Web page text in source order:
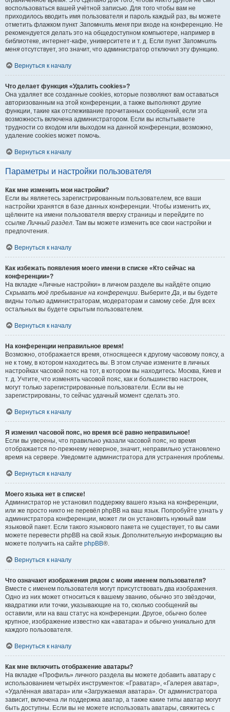
воспользоваться вашей учётной записью. Для того чтобы вам не
приходилось вводить имя пользователя и пароль каждый раз, вы можете
отметить флажком пункт Запомнить меня при входе на конференцию. Не
рекомендуется делать это на общедоступном компьютере, например в
библиотеке, интернет-кафе, университете и т. д. Если пункт Запомнить
меня отсутствует, это значит, что администратор отключил эту функцию.
Вернуться к началу
Что делает функция «Удалить cookies»?
Она удаляет все созданные cookies, которые позволяют вам оставаться
авторизованным на этой конференции, а также выполняют другие
функции, такие как отслеживание прочитанных сообщений, если эта
возможность включена администратором. Если вы испытываете
трудности со входом или выходом на данной конференции, возможно,
удаление cookies может помочь.
Вернуться к началу
Параметры и настройки пользователя
Как мне изменить мои настройки?
Если вы являетесь зарегистрированным пользователем, все ваши
настройки хранятся в базе данных конференции. Чтобы изменить их,
щёлкните на имени пользователя вверху страницы и перейдите по
ссылкеЛичный раздел. Там вы можете изменить все свои настройки и
предпочтения.
Вернуться к началу
Как избежать появления моего имени в списке «Кто сейчас на
конференции»?
На вкладке «Личные настройки» в личном разделе вы найдёте опцию
Скрывать моё пребывание на конференции. ВыберитеДа, и вы будете
видны только администраторам, модераторам и самому себе. Для всех
остальных вы будете скрытым пользователем.
Вернуться к началу
На конференции неправильное время!
Возможно, отображается время, относящееся к другому часовому поясу, а
не к тому, в котором находитесь вы. В этом случае измените в личных
настройках часовой пояс на тот, в котором вы находитесь: Москва, Киев и
т. д. Учтите, что изменять часовой пояс, как и большинство настроек,
могут только зарегистрированные пользователи. Если вы не
зарегистрированы, то сейчас удачный момент сделать это.
Вернуться к началу
Я изменил часовой пояс, но время всё равно неправильное!
Если вы уверены, что правильно указали часовой пояс, но время
отображается по-прежнему неверное, значит, неправильно установлено
время на сервере. Уведомите администратора для устранения проблемы.
Вернуться к началу
Моего языка нет в списке!
Администратор не установил поддержку вашего языка на конференции,
или же просто никто не перевёл phpBB на ваш язык. Попробуйте узнать у
администратора конференции, может ли он установить нужный вам
языковой пакет. Если такого языкового пакета не существует, то вы сами
можете перевести phpBB на свой язык. Дополнительную информацию вы
можете получить на сайте phpBB®.
Вернуться к началу
Что означают изображения рядом с моим именем пользователя?
Вместе с именем пользователя могут присутствовать два изображения.
Одно из них может относиться к вашему званию, обычно это звёздочки,
квадратики или точки, указывающие на то, сколько сообщений вы
оставили, или на ваш статус на конференции. Другое, обычно более
крупное, изображение известно как «аватара» и обычно уникально для
каждого пользователя.
Вернуться к началу
Как мне включить отображение аватары?
На вкладке «Профиль» личного раздела вы можете добавить аватару с
использованием четырёх инструментов: «Граватар», «Галерея аватар»,
«Удалённая аватара» или «Загружаемая аватара». От администратора
зависит, включена ли поддержка аватар, а также какие типы аватар могут
быть доступны. Если вы не можете использовать аватары, свяжитесь с